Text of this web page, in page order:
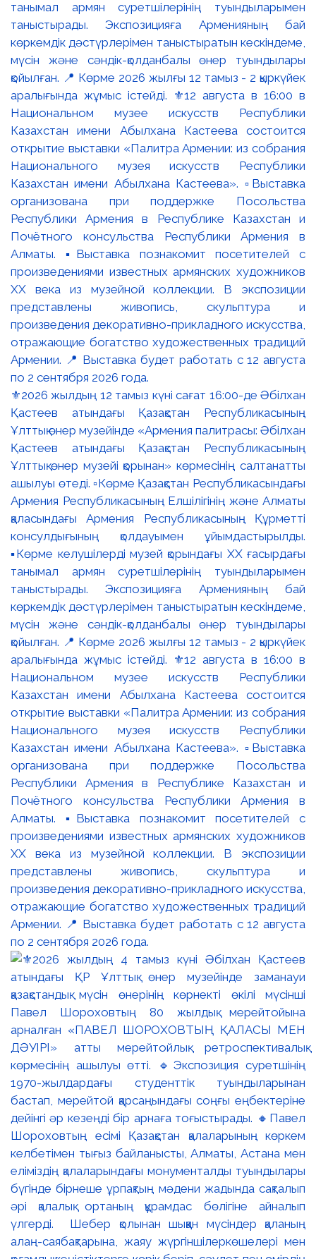
⚜️2026 жылдың 12 тамыз күні сағат 16:00-де Әбілхан
Қастеев атындағы Қазақстан Республикасының
Ұлттық өнер музейінде «Армения палитрасы: Әбілхан
Қастеев атындағы Қазақстан Республикасының
Ұлттық өнер музейі қорынан» көрмесінің салтанатты
ашылуы өтеді. ▫️Көрме Қазақстан Республикасындағы
Армения Республикасының Елшілігінің және Алматы
қаласындағы Армения Республикасының Құрметті
консулдығының қолдауымен ұйымдастырылды.
▪️Көрме келушілерді музей қорындағы ХХ ғасырдағы
танымал армян суретшілерінің туындыларымен
таныстырады. Экспозицияға Арменияның бай
көркемдік дәстүрлерімен таныстыратын кескіндеме,
мүсін және сәндік-қолданбалы өнер туындылары
қойылған. 📍 Көрме 2026 жылғы 12 тамыз - 2 қыркүйек
аралығында жұмыс істейді. ⚜️12 августа в 16:00 в
Национальном музее искусств Республики
Казахстан имени Абылхана Кастеева состоится
открытие выставки «Палитра Армении: из собрания
Национального музея искусств Республики
Казахстан имени Абылхана Кастеева». ▫️Выставка
организована при поддержке Посольства
Республики Армения в Республике Казахстан и
Почётного консульства Республики Армения в
Алматы. ▪️Выставка познакомит посетителей с
произведениями известных армянских художников
XX века из музейной коллекции. В экспозиции
представлены живопись, скульптура и
произведения декоративно-прикладного искусства,
отражающие богатство художественных традиций
Армении. 📍 Выставка будет работать с 12 августа
по 2 сентября 2026 года.